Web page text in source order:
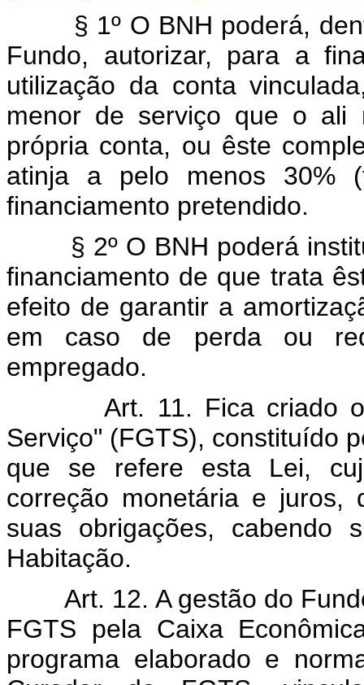
§ 1º O BNH poderá,
Fundo, autorizar, para a
utilização da conta
menor de serviço que o ali
própria conta, ou êste
atinja a pelo menos 30%
financiamento pretendido.
§ 2º O BNH poderá
financiamento de que trata
efeito de garantir a
em caso de perda ou
empregado.
Art. 11. Fica criado o
Serviço" (FGTS), constituído
que se refere esta Lei,
correção monetária e juros,
suas obrigações, cabendo
Habitação.
Art. 12. A gestão do
FGTS pela Caixa
programa elaborado e